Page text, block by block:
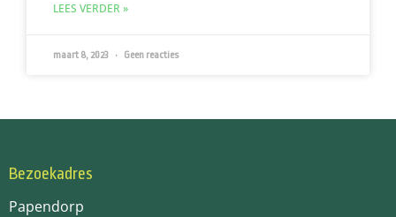
LEES VERDER »
maart 8, 2023 Geen reacties
Bezoekadres
Papendorp